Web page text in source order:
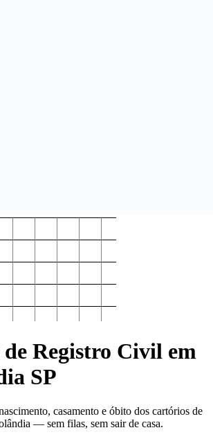
Registro Civil em
SP
casamento e óbito dos cartórios de
— sem filas, sem sair de casa.